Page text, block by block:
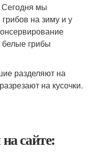
Сегодня мы
на зиму и у
белые грибы
разделяют на
на кусочки.
сайте: